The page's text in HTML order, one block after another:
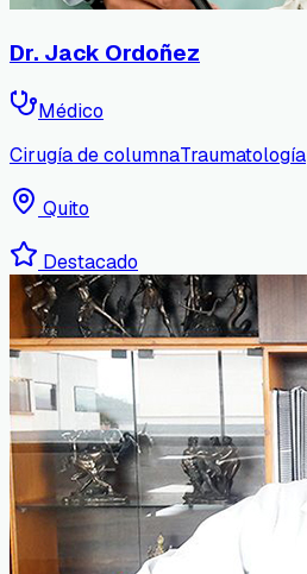
Dr. Jack Ordoñez
Médico
Cirugía de columnaTraumatología
Quito
Destacado